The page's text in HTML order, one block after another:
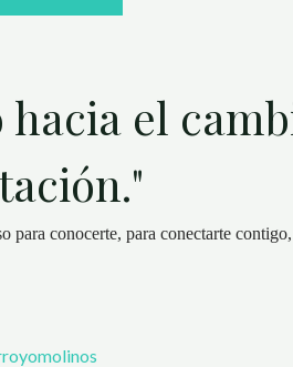
el
para conocerte, para conectarte